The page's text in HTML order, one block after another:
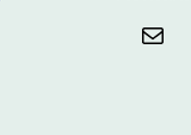
Mail